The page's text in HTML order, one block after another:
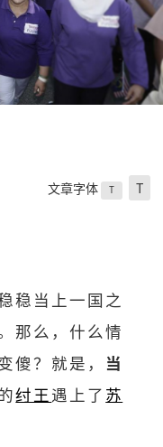
文章字体 T T
稳当上一国之
那么，什么情
傻？就是， 当
纣王遇上了 苏